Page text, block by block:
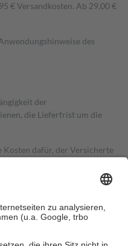
€ Versandkosten. Ab 29,00 €
des
der
die Lieferfrist um die
dafür, der Versicherte
Kosten der Leistung